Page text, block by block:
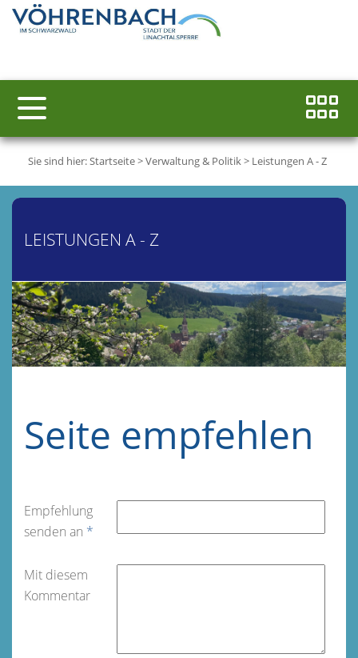
Sie sind hier:Startseite>Verwaltung & Politik> Leistungen A - Z
LEISTUNGEN A - Z
Seite empfehlen
Empfehlung
senden an *
Mit diesem
Kommentar